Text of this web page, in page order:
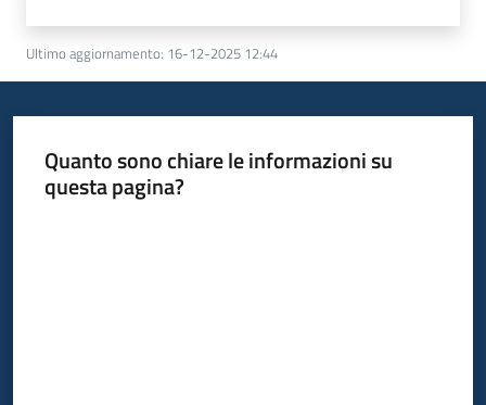
Ultimo aggiornamento: 16-12-2025 12:44
Quanto sono chiare le informazioni su
questa pagina?